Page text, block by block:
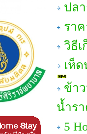
ปล
รา
วิธี
เห็
ข้า
น้ำร
5